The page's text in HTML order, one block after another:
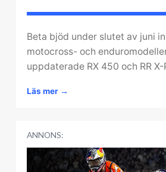
Beta bjöd under slutet av juni
motocross- och
uppdaterade RX 450 och RR
Läs mer →
ANNONS: